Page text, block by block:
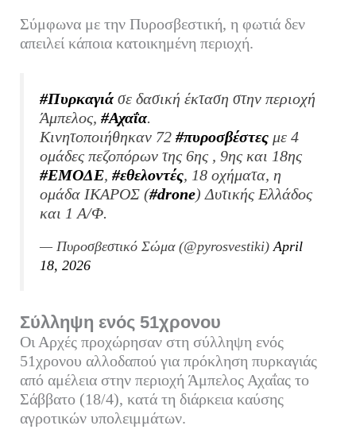
Σύμφωνα με την Πυροσβεστική, η φωτιά δεν
απειλεί κάποια κατοικημένη περιοχή.
#Πυρκαγιάσε δασική έκταση στην περιοχή
Άμπελος, #Αχαΐα.
Κινητοποιήθηκαν 72 #πυροσβέστεςμε 4
ομάδες πεζοπόρων της 6ης , 9ης και 18ης
#ΕΜΟΔΕ, #εθελοντές, 18 οχήματα, η
ομάδα ΙΚΑΡΟΣ (#drone) Δυτικής Ελλάδος
και 1 Α/Φ.
— Πυροσβεστικό Σώμα (@pyrosvestiki)April
18, 2026
Σύλληψη ενός 51χρονου
Οι Αρχές προχώρησαν στη σύλληψη ενός
51χρονου αλλοδαπού για πρόκληση πυρκαγιάς
από αμέλεια στην περιοχή Άμπελος Αχαΐας το
Σάββατο (18/4), κατά τη διάρκεια καύσης
αγροτικών υπολειμμάτων.